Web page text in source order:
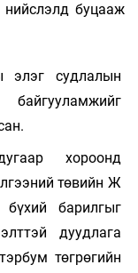
буцааж
элэг судлалын
хороонд
төвийн Ж
барилгыг
дуудлага
төгрөгийн